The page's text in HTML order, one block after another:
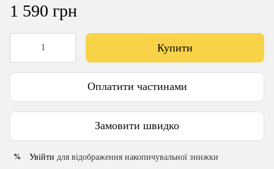
1 590 грн
Купити
Оплатити частинами
Замовити швидко
% Увійти для відображення накопичувальної знижки